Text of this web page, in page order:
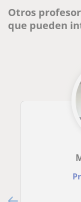
Otros
que pueden